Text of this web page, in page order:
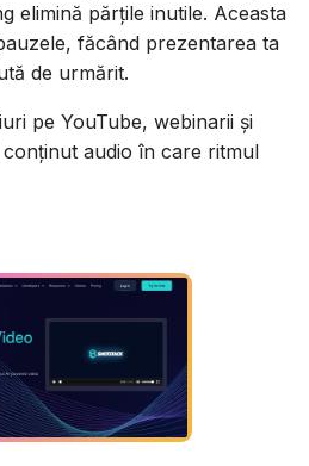
elimină părțile inutile. Aceasta
făcând prezentarea ta
de urmărit.
pe YouTube, webinarii și
audio în care ritmul